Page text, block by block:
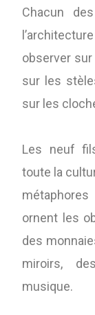
Chacun
observer sur
sur les
sur les
Les neuf
toute la
ornent les
des
miroirs,
musique.